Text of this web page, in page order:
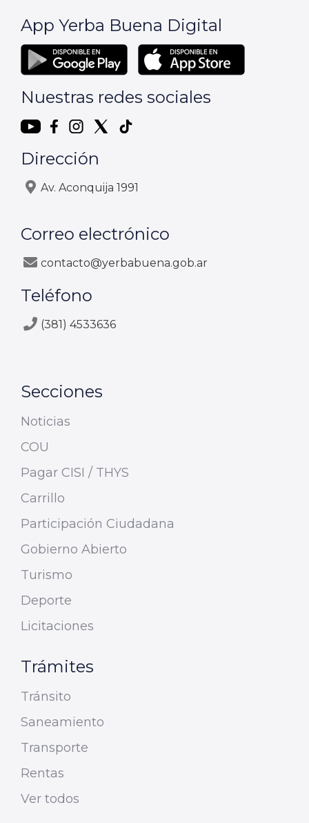
App Yerba Buena Digital
Nuestras redes sociales
Dirección
Av. Aconquija 1991
Correo electrónico
contacto@yerbabuena.gob.ar
Teléfono
(381) 4533636
Secciones
Noticias
COU
Pagar CISI / THYS
Carrillo
Participación Ciudadana
Gobierno Abierto
Turismo
Deporte
Licitaciones
Trámites
Tránsito
Saneamiento
Transporte
Rentas
Ver todos